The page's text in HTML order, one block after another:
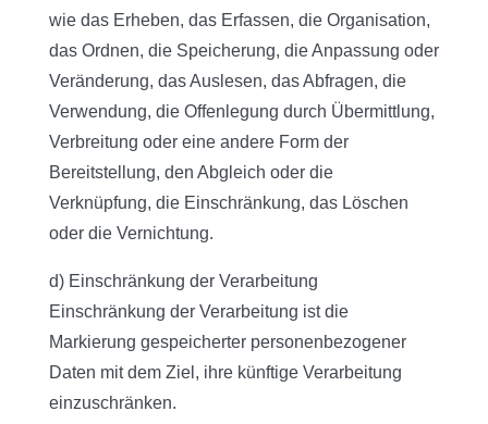
wie das Erheben, das Erfassen, die Organisation,
das Ordnen, die Speicherung, die Anpassung oder
Veränderung, das Auslesen, das Abfragen, die
Verwendung, die Offenlegung durch Übermittlung,
Verbreitung oder eine andere Form der
Bereitstellung, den Abgleich oder die
Verknüpfung, die Einschränkung, das Löschen
oder die Vernichtung.
d) Einschränkung der Verarbeitung
Einschränkung der Verarbeitung ist die
Markierung gespeicherter personenbezogener
Daten mit dem Ziel, ihre künftige Verarbeitung
einzuschränken.